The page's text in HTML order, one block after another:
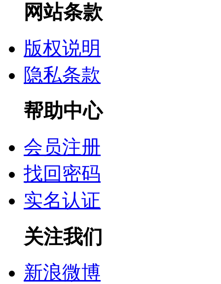
网站条款
版权说明
隐私条款
帮助中心
会员注册
找回密码
实名认证
关注我们
新浪微博